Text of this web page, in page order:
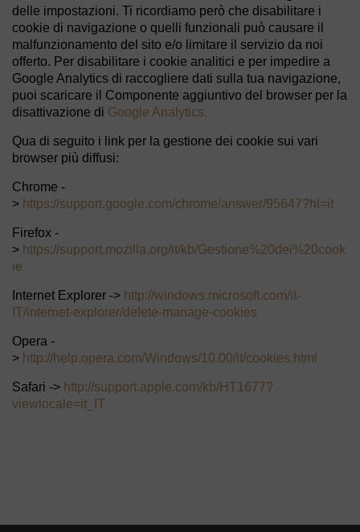
delle impostazioni. Ti ricordiamo però che disabilitare i
cookie di navigazione o quelli funzionali può causare il
malfunzionamento del sito e/o limitare il servizio da noi
offerto. Per disabilitare i cookie analitici e per impedire a
Google Analytics di raccogliere dati sulla tua navigazione,
puoi scaricare il Componente aggiuntivo del browser per la
disattivazione di Google Analytics.
Qua di seguito i link per la gestione dei cookie sui vari
browser più diffusi:
Chrome -
> https://support.google.com/chrome/answer/95647?hl=it
Firefox -
> https://support.mozilla.org/it/kb/Gestione%20dei%20cook
ie
Internet Explorer -> http://windows.microsoft.com/it-
IT/internet-explorer/delete-manage-cookies
Opera -
> http://help.opera.com/Windows/10.00/it/cookies.html
Safari -> http://support.apple.com/kb/HT1677?
viewlocale=it_IT